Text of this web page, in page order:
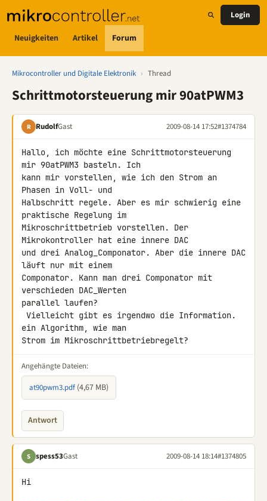
Neuigkeiten Artikel Forum
Login
Mikrocontroller und Digitale Elektronik › Thread
Schrittmotorsteuerung mir 90atPWM3
R RudolfGast 2009-08-14 17:52#1374784
Hallo, ich möchte eine Schrittmotorsteuerung
mir 90atPWM3 basteln. Ich
kann mir vorstellen, wie ich den Strom an
Phasen in Voll- und
Halbschritt regele. Aber es mir schwierig eine
praktische Regelung im
Mikroschrittbetrieb vorstellen. Der
Mikrokontroller hat eine innere DAC
und drei Analog_Componator. Aber die innere DAC
läuft nur mit einem
Componator. Kann man drei Componator mit
verschieden DAC_Werten
parallel laufen?
ein Algorithm, wie man
Strom im Mikroschrittbetriebregelt?
Angehängte Dateien:
at90pwm3.pdf (4,67 MB)
Antwort
S spess53Gast 2009-08-14 18:14#1374805
Hi